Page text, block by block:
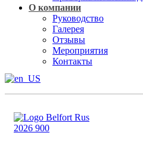
О компании
Руководство
Галерея
Отзывы
Мероприятия
Контакты